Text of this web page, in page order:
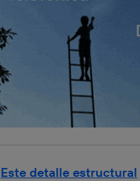
Este detalle estructural